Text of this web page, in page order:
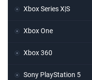
Xbox Series X|S
Xbox One
Xbox 360
Sony PlayStation 5